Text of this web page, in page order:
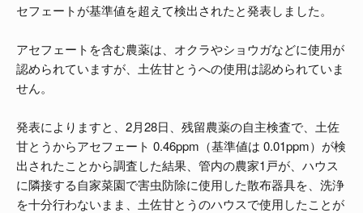
セフェートが基準値を超えて検出されたと発表しました。
アセフェートを含む農薬は、オクラやショウガなどに使用が
認められていますが、土佐甘とうへの使用は認められていま
せん。
発表によりますと、2月28日、残留農薬の自主検査で、土佐
甘とうからアセフェート 0.46ppm（基準値は 0.01ppm）が検
出されたことから調査した結果、管内の農家1戸が、ハウス
に隣接する自家菜園で害虫防除に使用した散布器具を、洗浄
を十分行わないまま、土佐甘とうのハウスで使用したことが